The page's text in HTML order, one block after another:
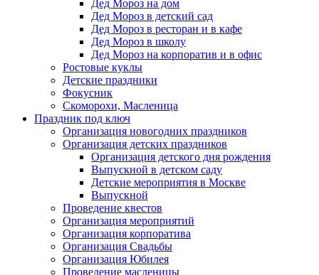
Дед Мороз на дом
Дед Мороз в детский сад
Дед Мороз в ресторан и в кафе
Дед Мороз в школу
Дед Мороз на корпоратив и в офис
Ростовые куклы
Детские праздники
Фокусник
Скоморохи, Масленица
Праздник под ключ
Организация новогодних праздников
Организация детских праздников
Организация детского дня рождения
Выпускной в детском саду
Детские мероприятия в Москве
Выпускной
Проведение квестов
Организация мероприятий
Организация корпоратива
Организация Свадьбы
Организация Юбилея
Проведение масленицы